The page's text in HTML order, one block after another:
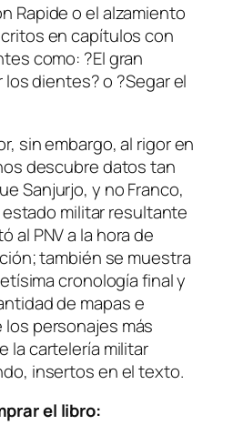
Rapide o el alzamiento
en capítulos con
como: ?El gran
dientes? o ?Segar el
sin embargo, al rigor en
descubre datos tan
Sanjurjo, y no Franco,
militar resultante
al PNV a la hora de
también se muestra
cronología final y
de mapas e
personajes más
la cartelería militar
insertos en el texto.
el libro: